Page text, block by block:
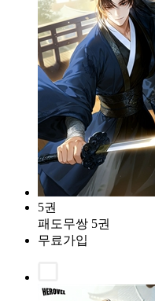
5권
패도무쌍 5권
무료가입